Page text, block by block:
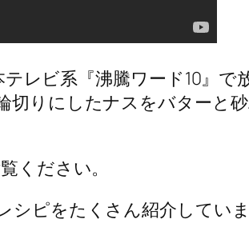
テレビ系『沸騰ワード10』
切りにしたナスをバターと
ください。
シピをたくさん紹介してい